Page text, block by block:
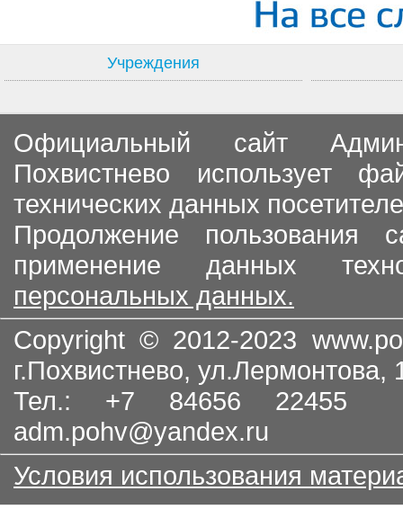
Учреждения
Официальный сайт
Похвистнево использует
технических данных
Продолжение пользования
применение данных
персональных данных.
Copyright © 2012-2023
г.Похвистнево, ул.Лермонтова,
Тел.: +7 84656
adm.pohv@yandex.ru
Условия использования